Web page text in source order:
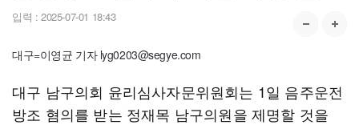
입력 : 2025-07-01 18:43
대구=이영균 기자 lyg0203@segye.com
대구 남구의회 윤리심사자문위원회는 1일 음주운전
방조 혐의를 받는 정재목 남구의원을 제명할 것을